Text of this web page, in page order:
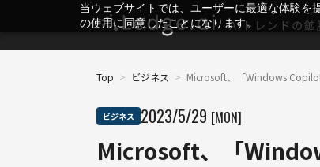
当ウェブサイトでは、ユーザーに最適な体験を
の使用に同意したことになります。
Top > ビジネス > Microsoft、「Windows
ビジネス 2023/5/29 [MON]
Microsoft、「